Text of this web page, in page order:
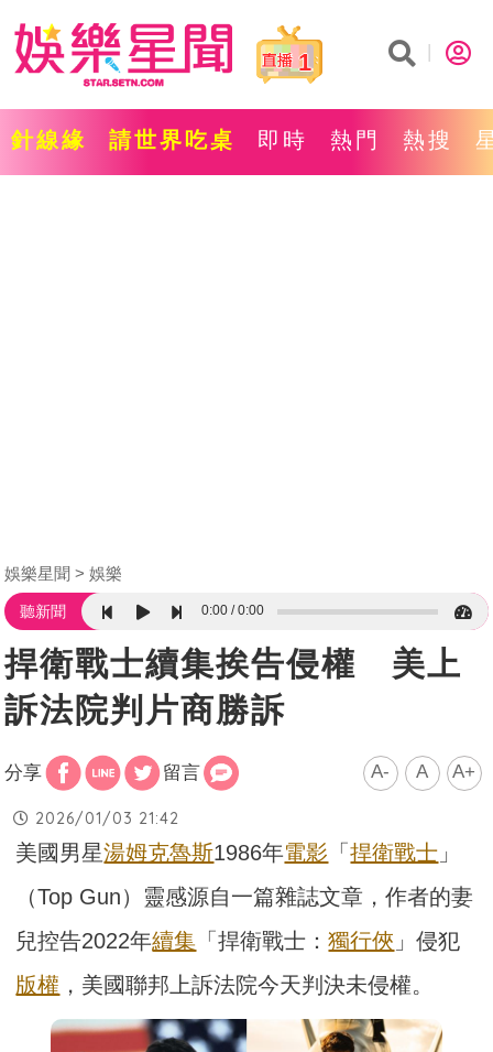
1
針線緣 請世界吃桌 即時 熱門 熱搜
娛樂星聞 娛樂
聽新聞 0:00 0:00
捍衛戰士續集挨告侵權 美上
訴法院判片商勝訴
分享 留言 A- A A+
2026/01/03 21:42
美國男星湯姆克魯斯1986年電影 「捍衛戰士 」
（Top Gun）靈感源自一篇雜誌文章，作者的妻
兒控告2022年續集 「捍衛戰士：獨行俠 」侵犯
版權 ，美國聯邦上訴法院今天判決未侵權。